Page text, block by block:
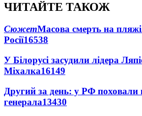
ЧИТАЙТЕ ТАКОЖ
СюжетМасова смерть на
Росії16538
У Білорусі засудили лідера
Міхалка16149
Другий за день: у РФ поховали
генерала13430